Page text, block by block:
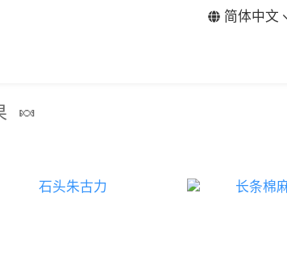
简体中文
🍬